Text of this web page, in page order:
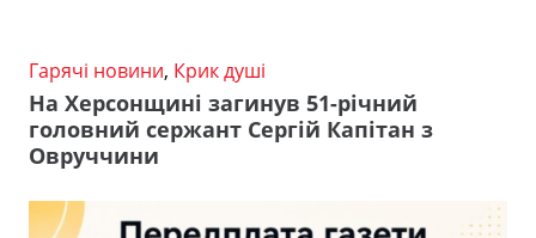
Гарячі новини, Крик душі
На Херсонщині загинув 51-річний
головний сержант Сергій Капітан з
Овруччини